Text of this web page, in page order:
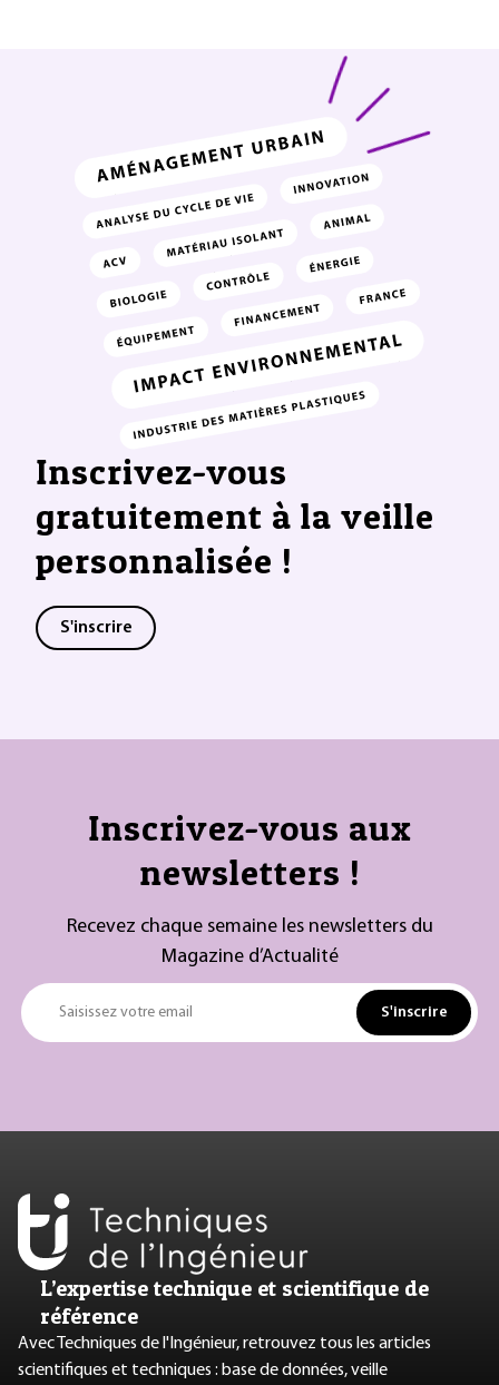
Inscrivez-vous
gratuitement à la veille
personnalisée !
S'inscrire
Inscrivez-vous aux
newsletters !
Recevez chaque semaine les newsletters du
Magazine d’Actualité
Saisissez votre email S'inscrire
L’expertise technique et scientifique de
référence
Avec Techniques de l'Ingénieur, retrouvez tous les articles
scientifiques et techniques : base de données, veille